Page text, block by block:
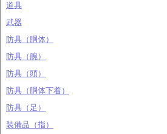
道具
武器
防具（胴体）
防具（腕）
防具（頭）
防具（胴体下着）
防具（足）
装備品（指）